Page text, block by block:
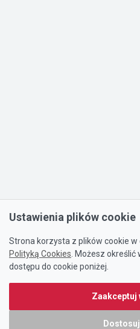
Ustawienia plików cookie
Strona korzysta z plików cookie w
Polityką Cookies . Możesz
dostępu do cookie poniżej.
Zaakceptuj